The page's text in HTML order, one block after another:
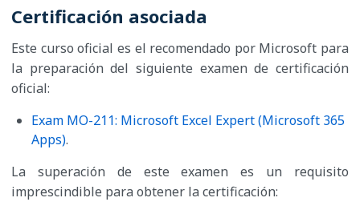
Certificación asociada
Este curso oficial es el recomendado por Microsoft para
la preparación del siguiente examen de certificación
oficial:
Exam MO-211: Microsoft Excel Expert (Microsoft 365
Apps).
La superación de este examen es un requisito
imprescindible para obtener la certificación: